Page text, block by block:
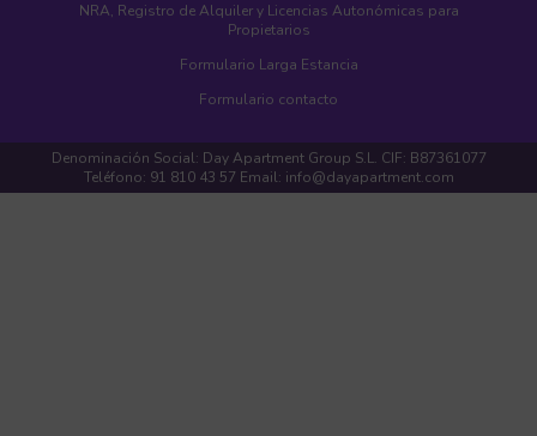
NRA, Registro de Alquiler y Licencias Autonómicas para
Propietarios
Formulario Larga Estancia
Formulario contacto
Denominación Social: Day Apartment Group S.L. CIF: B87361077
Teléfono: 91 810 43 57 Email: info@dayapartment.com